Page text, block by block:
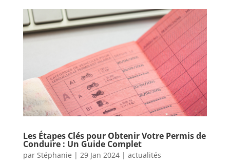
Les Étapes Clés pour Obtenir Votre Permis de
Conduire : Un Guide Complet
par Stéphanie | 29 Jan 2024| actualités